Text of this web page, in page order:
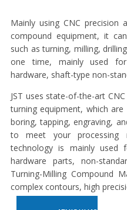
Mainly using CNC precision
compound equipment, it
such as turning, milling,
one time, mainly used
hardware, shaft-type non-
JST uses state-of-the-art
turning equipment, which
boring, tapping, engraving,
to meet your processing
technology is mainly used
hardware parts, non-
Turning-Milling Compound
complex contours, high